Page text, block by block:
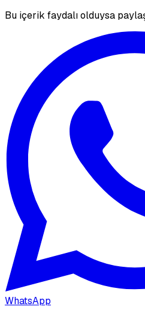
Bu içerik faydalı olduysa
WhatsApp